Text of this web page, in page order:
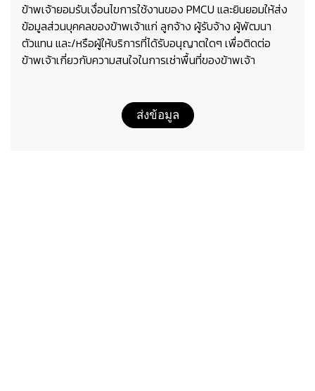
ข้าพเจ้ายอมรับเงื่อนไขการใช้งานของ PMCU และยินยอมให้ส่ง
ข้อมูลส่วนบุคคลของข้าพเจ้าแก่ ลูกจ้าง ผู้รับจ้าง ผู้พัฒนา
ตัวแทน และ/หรือผู้ให้บริการที่ได้รับอนุญาตใดๆ เพื่อติดต่อ
ข้าพเจ้าเกี่ยวกับความสนใจในการเช่าพื้นที่ของข้าพเจ้า
ส่งข้อมูล